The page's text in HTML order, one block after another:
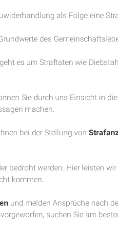
als Folge eine
des
es um Straftaten wie
Sie durch uns Einsicht in
machen.
bei der Stellung von
bedroht werden. Hier leisten
kommen.
und melden Ansprüche nach
suchen Sie am